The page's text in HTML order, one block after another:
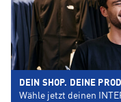
DEIN SHOP. DEINE
Wähle jetzt deinen